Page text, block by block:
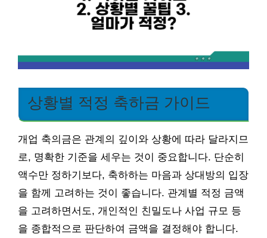
상황별 적정 축하금 가이드
개업 축의금은 관계의 깊이와 상황에 따라 달라지므
로, 명확한 기준을 세우는 것이 중요합니다. 단순히
액수만 정하기보다, 축하하는 마음과 상대방의 입장
을 함께 고려하는 것이 좋습니다. 관계별 적정 금액
을 고려하면서도, 개인적인 친밀도나 사업 규모 등
을 종합적으로 판단하여 금액을 결정해야 합니다.